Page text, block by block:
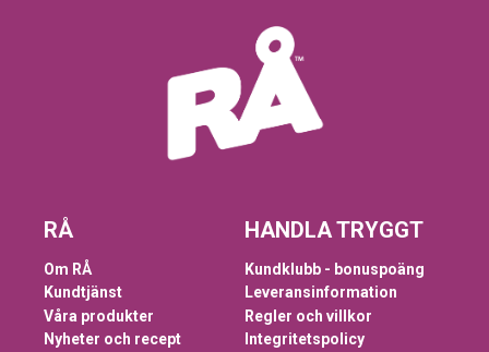
RÅ
Om RÅ
Kundtjänst
Våra produkter
Nyheter och recept
HANDLA TRYGGT
Kundklubb - bonuspoäng
Leveransinformation
Regler och villkor
Integritetspolicy